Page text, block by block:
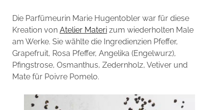
Die Parfümeurin Marie Hugentobler war für diese
Kreation von Atelier Materizum wiederholten Male
am Werke. Sie wählte die Ingredienzien Pfeffer,
Grapefruit, Rosa Pfeffer, Angelika (Engelwurz),
Pfingstrose, Osmanthus, Zedernholz, Vetiver und
Mate für Poivre Pomelo.